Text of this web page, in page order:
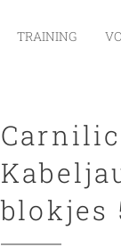
TRAINING
blokjes